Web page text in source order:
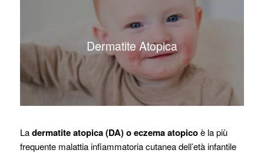
Dermatite Atopica
Ladermatite atopica (DA) o eczema atopicoè la più
frequente malattia infiammatoria cutanea dell’età infantile